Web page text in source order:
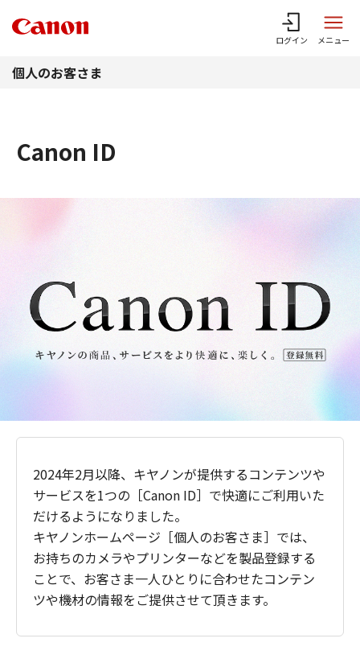
ログイン メニュー
個人のお客さま
Canon ID
2024年2月以降、キヤノンが提供するコンテンツや
サービスを1つの［Canon ID］で快適にご利用いた
だけるようになりました。
キヤノンホームページ［個人のお客さま］では、
お持ちのカメラやプリンターなどを製品登録する
ことで、お客さま一人ひとりに合わせたコンテン
ツや機材の情報をご提供させて頂きます。